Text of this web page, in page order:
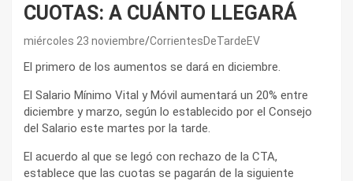
CUOTAS: A CUÁNTO LLEGARÁ
miércoles 23 noviembre CorrientesDeTardeEV
El primero de los aumentos se dará en diciembre.
El Salario Mínimo Vital y Móvil aumentará un 20% entre
diciembre y marzo, según lo establecido por el Consejo
del Salario este martes por la tarde.
El acuerdo al que se legó con rechazo de la CTA,
establece que las cuotas se pagarán de la siguiente